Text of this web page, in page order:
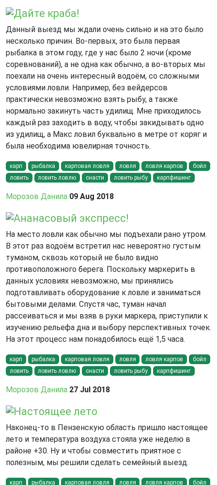
Дайте краба!
Данный выезд мы ждали очень сильно и на это было
несколько причин. Во-первых, это была первая
рыбалка в этом году, где у нас было 2 ночи (кроме
соревнований), а не одна как обычно, а во-вторых мы
поехали на очень интересный водоём, со сложными
условиями ловли. Например, без вейдерсов
практически невозможно взять рыбу, а также
нормально закинуть часть удилищ. Мне приходилось
каждый раз заходить в воду, чтобы закидывать одно
из удилищ, а Макс ловил буквально в метре от коряг и
была необходима ювелирная точность.
карп рыбалка карповая ловля ловля ловля карпов
бойл
ловить
ловить ловлю снасти ловить рыбу карпфишинг
Морозов Данила 09 Aug 2018
Ананасовый экспресс!
На место ловли как обычно мы подъехали рано утром.
В этот раз водоём встретил нас невероятно густым
туманом, сквозь который не было видно
противоположного берега. Поскольку маркерить в
данных условиях невозможно, мы принялись
подготавливать оборудование к ловле и заниматься
бытовыми делами. Спустя час, туман начал
рассеиваться и мы взяв в руки маркера, приступили к
изучению рельефа дна и выбору перспективных точек.
На этот процесс нам понадобилось ещё 1,5 часа.
карп рыбалка карповая ловля ловля ловля карпов
бойл
ловить
ловить ловлю снасти ловить рыбу карпфишинг
Морозов Данила 27 Jul 2018
Настоящее лето
Наконец-то в Пензенскую область пришло настоящее
лето и температура воздуха стояла уже неделю в
районе +30. Ну и чтобы совместить приятное с
полезным, мы решили сделать семейный выезд.
карп рыбалка карповая ловля ловля ловля карпов бойл